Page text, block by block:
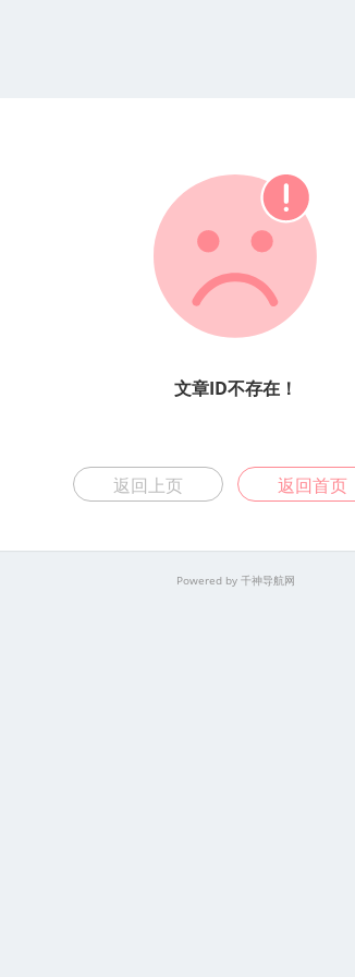
文章ID不存在！
返回上页 返回首页
Powered by 千神导航网